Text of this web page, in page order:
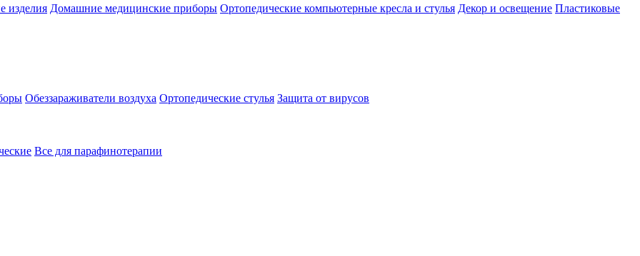
изделия Домашние медицинские приборы Ортопедические компьютерные кресла и стулья Декор и освещение Пластиковые
Обеззараживатели воздуха Ортопедические стулья Защита от вирусов
Все для парафинотерапии